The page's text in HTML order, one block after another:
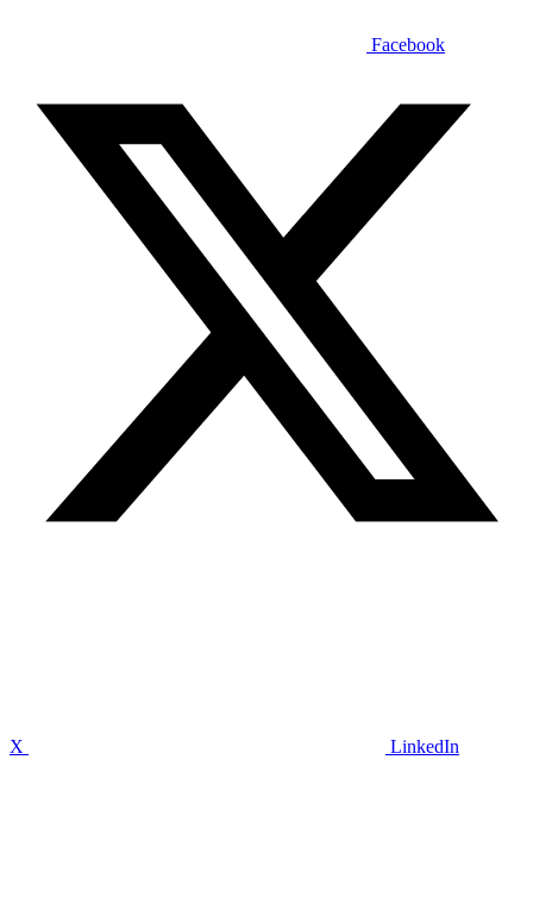
Facebook
X LinkedIn